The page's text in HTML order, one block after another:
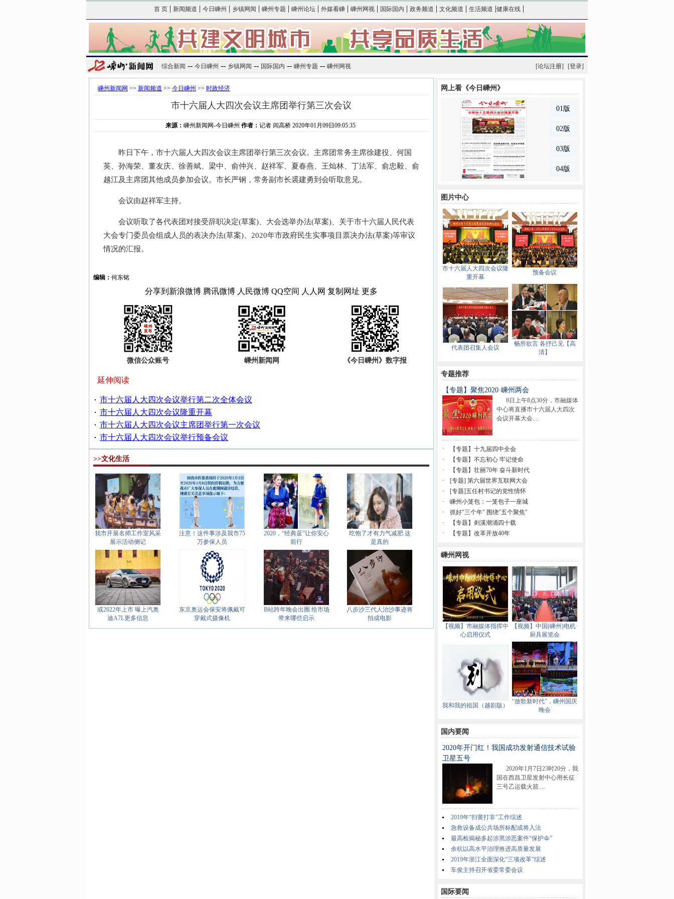
首 页 | 新闻频道 | 今日嵊州 | 乡镇网闻 | 嵊州专题 | 嵊州论坛 | 外媒看嵊 | 嵊州网视 | 国际国内 | 政务频道 | 文化频道 | 生活频道 |健康在线 |
综合新闻 -- 今日嵊州 -- 乡镇网闻 -- 国际国内 -- 嵊州专题 -- 嵊州网视 [论坛注册] [登录]
嵊州新闻网 >> 新闻频道 >> 今日嵊州 >> 时政经济
市十六届人大四次会议主席团举行第三次会议
来源： 嵊州新闻网-今日嵊州 作者： 记者 闾高桥 2020年01月09日09:05:35
昨日下午，市十六届人大四次会议主席团举行第三次会议。主席团常务主席徐建役、何国
英、孙海荣、董友庆、徐善斌、梁中、俞仲兴、赵祥军、夏春燕、王灿林、丁法军、俞忠毅、俞
越江及主席团其他成员参加会议。市长严钢，常务副市长裘建勇到会听取意见。
会议由赵祥军主持。
会议听取了各代表团对接受辞职决定(草案)、大会选举办法(草案)、关于市十六届人民代表
大会专门委员会组成人员的表决办法(草案)、2020年市政府民生实事项目票决办法(草案)等审议
情况的汇报。
编辑： 何东铭
分享到 新浪微博 腾讯微博 人民微博 QQ空间 人人网 复制网址 更多
微信公众账号 嵊州新闻网 《今日嵊州》数字报
延伸阅读
市十六届人大四次会议举行第二次全体会议
市十六届人大四次会议隆重开幕
市十六届人大四次会议主席团举行第一次会议
市十六届人大四次会议举行预备会议
>>文化生活
我市开展名师工作室风采
展示活动侧记
注意！这件事涉及我市75
万参保人员
2020，“经典蓝”让你安心
前行
吃饱了才有力气减肥 这
是真的
或2022年上市 曝上汽奥
迪A7L更多信息
东京奥运会保安将佩戴可
穿戴式摄像机
B站跨年晚会出圈 给市场
带来哪些启示
八步沙三代人治沙事迹将
拍成电影
网上看《今日嵊州》
图片中心
市十六届人大四次会议隆
重开幕
预备会议
代表团召集人会议
畅所欲言 各抒己见【高
清】
专题推荐
【专题】聚焦2020·嵊州两会
8日上午8点30分，市融媒体
中心将直播市十六届人大四次
会议开幕大会....
·
【专题】十九届四中全会
·
【专题】不忘初心 牢记使命
·
【专题】壮丽70年 奋斗新时代
·
[专题] 第六届世界互联网大会
·
[专题]五任村书记的党性情怀
·
嵊州小笼包：一笼包子一座城
·
抓好"三个年" 围绕"五个聚焦"
·
【专题】剡溪潮涌四十载
·
【专题】改革开放40年
嵊州网视
【视频】市融媒体指挥中
心启用仪式
【视频】中国(嵊州)电机·
厨具展览会
我和我的祖国（越剧版）
“放歌新时代”，嵊州国庆
晚会
国内要闻
2020年开门红！我国成功发射通信技术试验
卫星五号
2020年1月7日23时20分，我
国在西昌卫星发射中心用长征
三号乙运载火箭....
2019年“扫黄打非”工作综述
急救设备成公共场所标配或将入法
最高检揭秘多起涉黑涉恶案件“保护伞”
余杭以高水平治理推进高质量发展
2019年浙江全面深化“三项改革”综述
车俊主持召开省委常委会议
国际要闻